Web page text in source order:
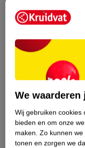
Bekijk ook
MeerKleenex
Hoe controleren wij de
ANDEREN
We waarderen
Wij gebruiken cookies
bieden en om onze
maken. Zo kunnen
tonen en zorgen we